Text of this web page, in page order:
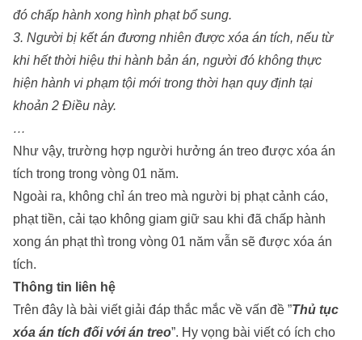
đó chấp hành xong hình phạt bổ sung.
3. Người bị kết án đương nhiên được xóa án tích, nếu từ
khi hết thời hiệu thi hành bản án, người đó không thực
hiện hành vi phạm tội mới trong thời hạn quy định tại
khoản 2 Điều này.
…
Như vậy, trường hợp người hưởng án treo được xóa án
tích trong trong vòng 01 năm.
Ngoài ra, không chỉ án treo mà người bị phạt cảnh cáo,
phạt tiền, cải tạo không giam giữ sau khi đã chấp hành
xong án phạt thì trong vòng 01 năm vẫn sẽ được xóa án
tích.
Thông tin liên hệ
Trên đây là bài viết giải đáp thắc mắc về vấn đề ”Thủ tục
xóa án tích đối với án treo”. Hy vọng bài viết có ích cho